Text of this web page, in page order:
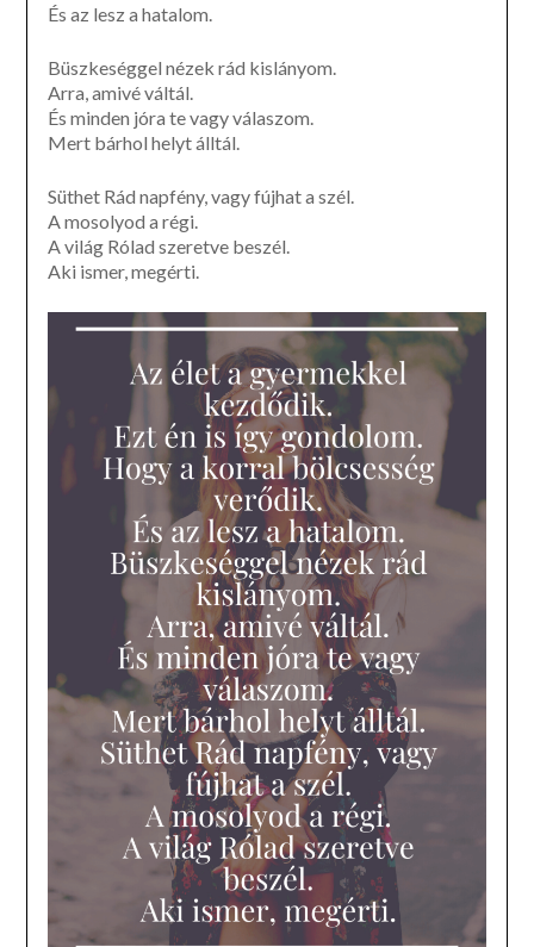
És az lesz a hatalom.
Büszkeséggel nézek rád kislányom.
Arra, amivé váltál.
És minden jóra te vagy válaszom.
Mert bárhol helyt álltál.
Süthet Rád napfény, vagy fújhat a szél.
A mosolyod a régi.
A világ Rólad szeretve beszél.
Aki ismer, megérti.